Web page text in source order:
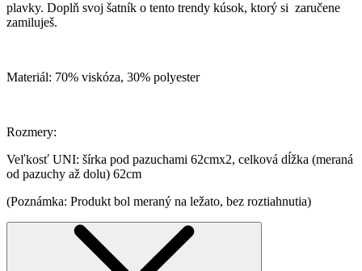
plavky. Doplň svoj šatník o tento trendy kúsok, ktorý si zaručene
zamiluješ.
Materiál: 70% viskóza, 30% polyester
Rozmery:
Veľkosť UNI: šírka pod pazuchami 62cmx2, celková dĺžka (meraná
od pazuchy až dolu) 62cm
(Poznámka: Produkt bol meraný na ležato, bez roztiahnutia)